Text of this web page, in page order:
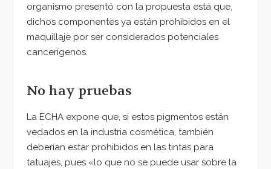
organismo presentó con la propuesta está que,
dichos componentes ya están prohibidos en el
maquillaje por ser considerados potenciales
cancerígenos.
No hay pruebas
La ECHA expone que, si estos pigmentos están
vedados en la industria cosmética, también
deberían estar prohibidos en las tintas para
tatuajes, pues «lo que no se puede usar sobre la